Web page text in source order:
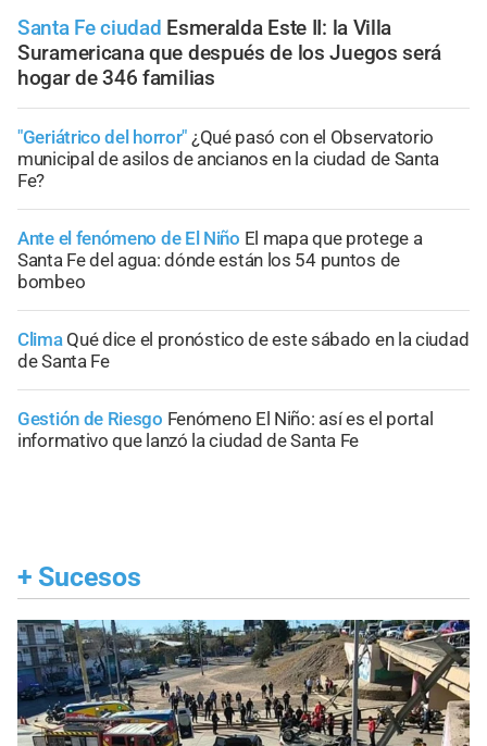
Santa Fe ciudad Esmeralda Este II: la Villa
Suramericana que después de los Juegos será
hogar de 346 familias
"Geriátrico del horror" ¿Qué pasó con el Observatorio
municipal de asilos de ancianos en la ciudad de Santa
Fe?
Ante el fenómeno de El Niño El mapa que protege a
Santa Fe del agua: dónde están los 54 puntos de
bombeo
Clima Qué dice el pronóstico de este sábado en la ciudad
de Santa Fe
Gestión de Riesgo Fenómeno El Niño: así es el portal
informativo que lanzó la ciudad de Santa Fe
+ Sucesos